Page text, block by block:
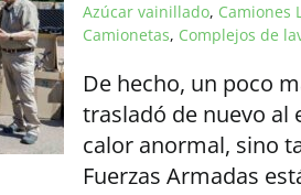
Azúcar vainillado, Camiones
Camionetas, Complejos de
De hecho, un poco
trasladó de nuevo al
calor anormal, sino
Fuerzas Armadas